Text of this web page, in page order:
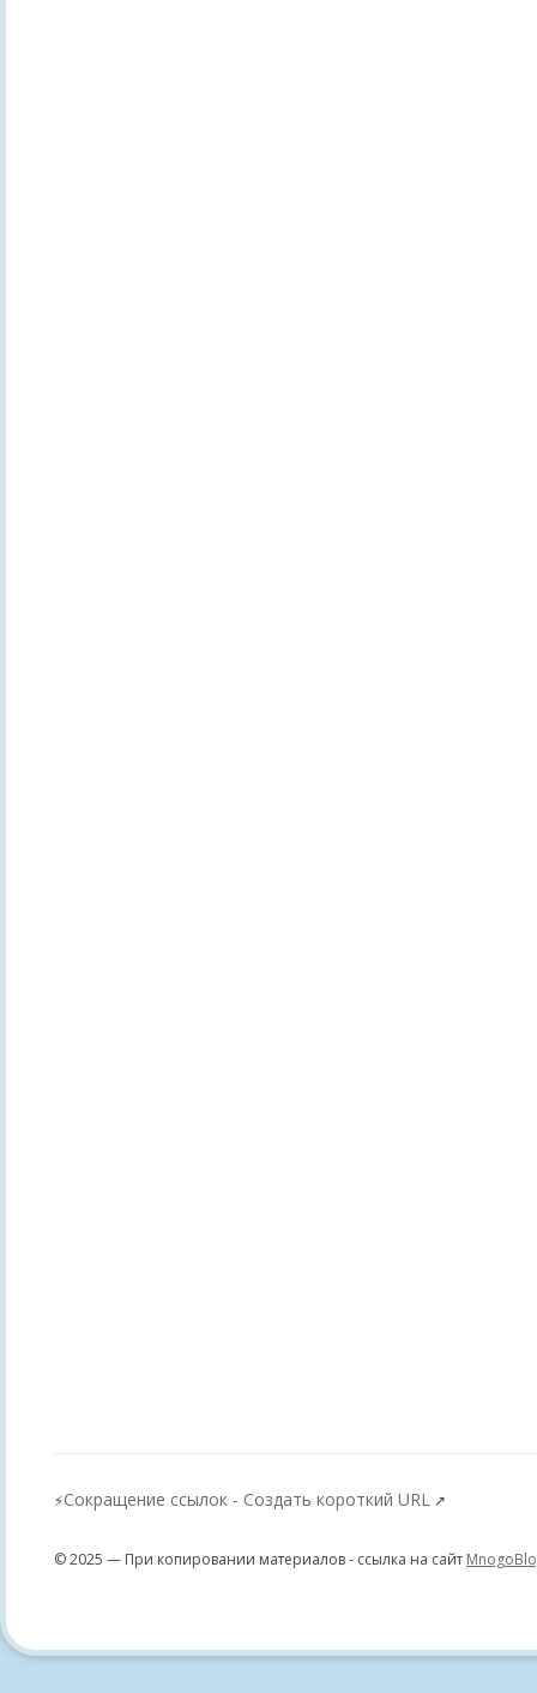
⚡Сокращение ссылок - Создать короткий URL ↗
© 2025 — При копировании материалов - ссылка на сайт